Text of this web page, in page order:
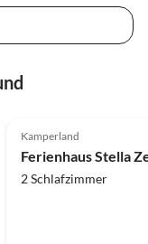
Kamperland
2 Schlafzimmer